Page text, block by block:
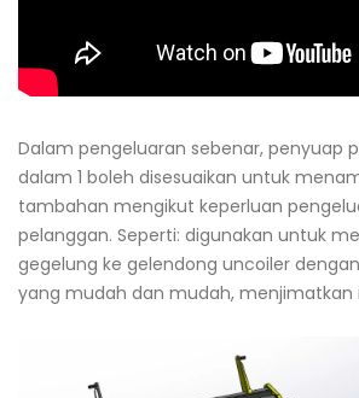
Dalam pengeluaran sebenar, penyuap
dalam 1 boleh disesuaikan untuk
tambahan mengikut keperluan
pelanggan. Seperti: digunakan untuk
gegelung ke gelendong uncoiler
yang mudah dan mudah, menjimatkan